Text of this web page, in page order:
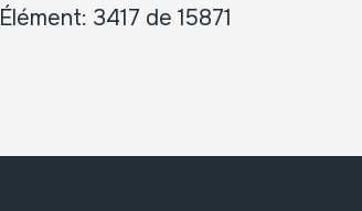
Élément: 3417 de 15871